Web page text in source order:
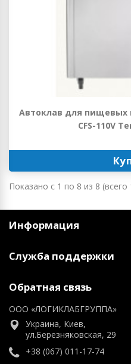
Автоклав для пищевых
CFS-110V
Показано с 1 по 8 из 8 (всего
Информация
Служба поддержки
Обратная связь
ООО «ЛОГИКЛАБГРУППА»
Украина, Киев,
ул.Березняковская, 29
+38 (067) 011-17-74